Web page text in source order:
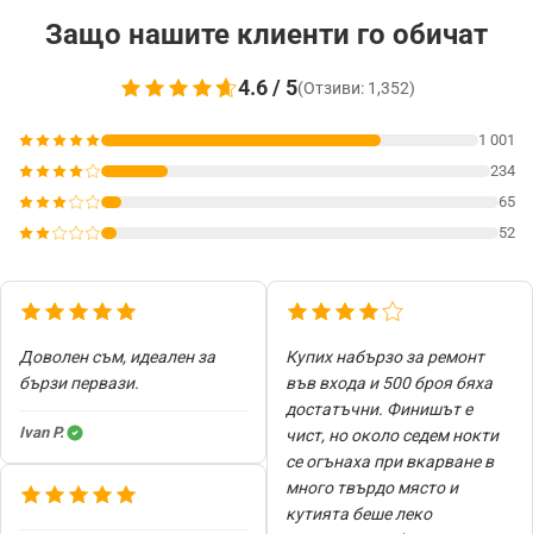
Защо нашите клиенти го обичат
4.6 / 5(Отзиви: 1,352)
1 001
234
65
52
Доволен съм, идеален за
бързи первази.
Ivan P.
Купих набързо за ремонт
във входа и 500 броя бяха
достатъчни. Финишът е
чист, но около седем нокти
се огънаха при вкарване в
много твърдо място и
кутията беше леко